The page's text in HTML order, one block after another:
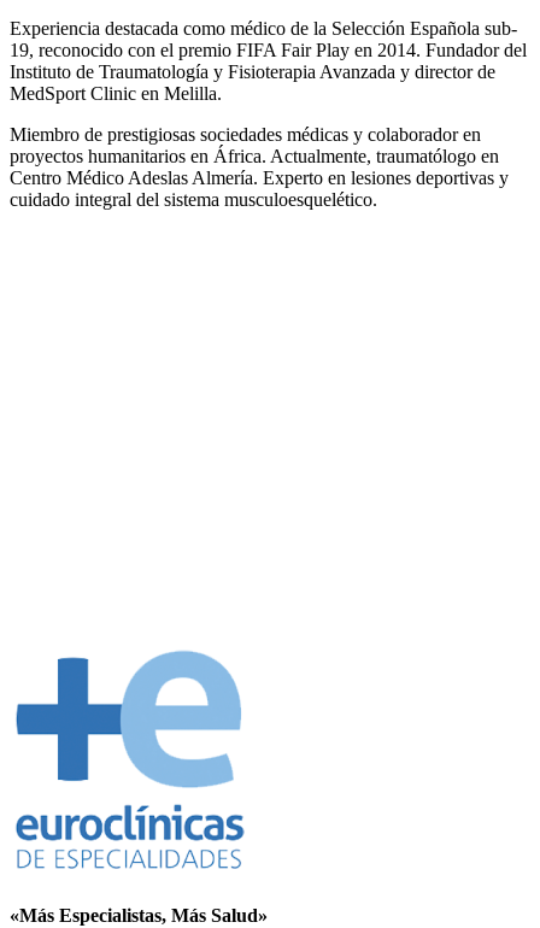
Experiencia destacada como médico de la Selección Española sub-
19, reconocido con el premio FIFA Fair Play en 2014. Fundador del
Instituto de Traumatología y Fisioterapia Avanzada y director de
MedSport Clinic en Melilla.
Miembro de prestigiosas sociedades médicas y colaborador en
proyectos humanitarios en África. Actualmente, traumatólogo en
Centro Médico Adeslas Almería. Experto en lesiones deportivas y
cuidado integral del sistema musculoesquelético.
«Más Especialistas, Más Salud»